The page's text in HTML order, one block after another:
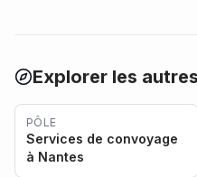
Explorer les
PÔLE
Services de convoyage
à Nantes